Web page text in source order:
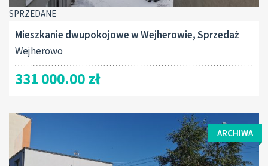
SPRZEDANE
Mieszkanie dwupokojowe w Wejherowie, Sprzedaż
Wejherowo
331 000.00 zł
ARCHIWA